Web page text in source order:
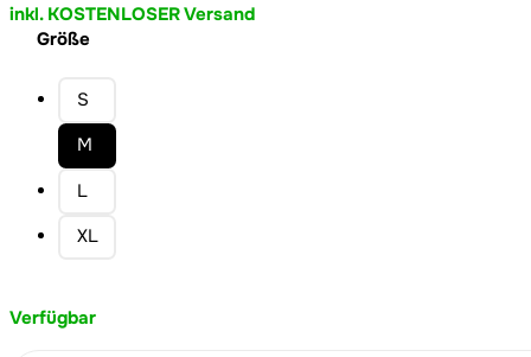
inkl. KOSTENLOSER Versand
Größe
S
M
L
XL
Verfügbar